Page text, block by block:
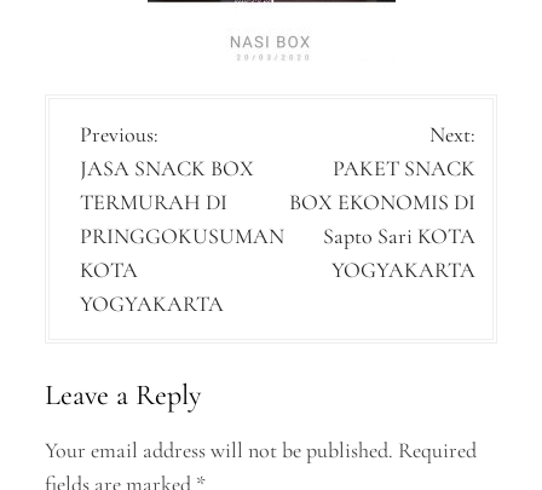
P
o
s
t
n
v
g
Previous:
JASA SNACK BOX
TERMURAH DI
PRINGGOKUSUMAN
KOTA
YOGYAKARTA
Next:
PAKET SNACK
BOX EKONOMIS DI
Sapto Sari KOTA
YOGYAKARTA
Leave a Reply
Your email address will not be published. Required
fields are marked *